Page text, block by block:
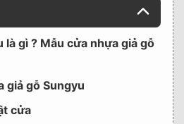
là gì ? Mẫu cửa nhựa giả gỗ
giả gỗ Sungyu
cửa